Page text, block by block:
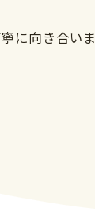
に向き合いま